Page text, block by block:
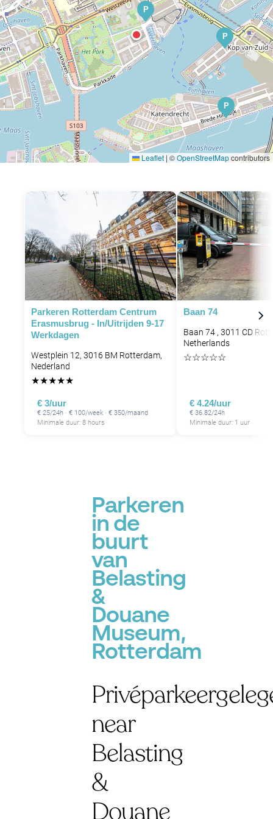
P
P
P
P
Leaflet | ©OpenStreetMapcontributors
Parkeren Rotterdam Centrum
Erasmusbrug - In/uitrijden 9-17
Werkdagen
Westplein 12, 3016 BM Rotterdam,
Nederland
★★★★★
€ 3/uur
€ 25/24h · € 100/week · € 350/maand
Minimale duur: 8 hours
Baan 74
Baan 74 , 3011 CD
Netherlands
☆☆☆☆☆
€ 4.24/uur
€ 36.82/24h
Minimale duur: 1 uur
Parkeren
in de
buurt
van
Belasting
&
Douane
Museum,
Rotterdam
near
Belasting
&
Douane